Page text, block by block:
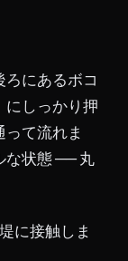
にあるボコ
にしっかり押
って流れま
な状態 ── 丸
に接触しま